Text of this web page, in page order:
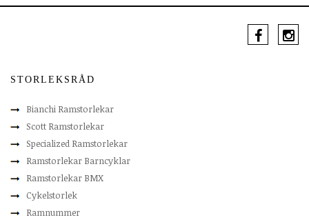
STORLEKSRÅD
Bianchi Ramstorlekar
Scott Ramstorlekar
Specialized Ramstorlekar
Ramstorlekar Barncyklar
Ramstorlekar BMX
Cykelstorlek
Ramnummer